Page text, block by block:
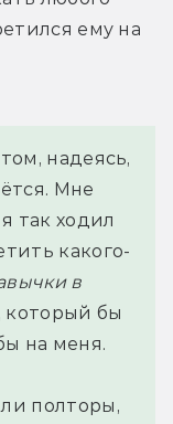
ему на
надеясь,
Мне
так ходил
какого-
в
который бы
на меня.
полторы,